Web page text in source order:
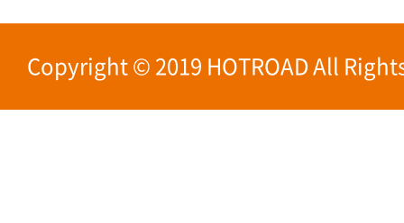
Copyright © 2019 HOTROAD All